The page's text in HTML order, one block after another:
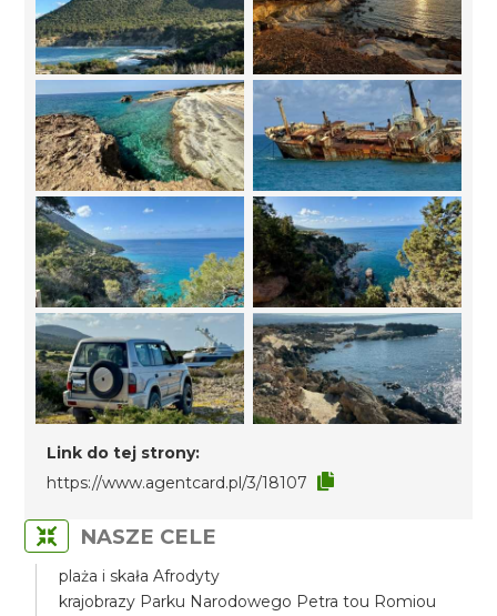
Link do tej strony:
https://www.agentcard.pl/3/18107
NASZE CELE
plaża i skała Afrodyty
krajobrazy Parku Narodowego Petra tou Romiou